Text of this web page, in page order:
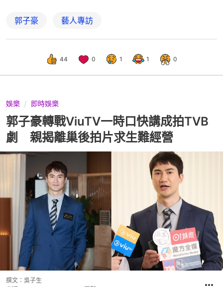
郭子豪 藝人專訪
44 0 1 1 0
娛樂 即時娛樂
郭子豪轉戰ViuTV一時口快講成拍TVB
劇 親揭離巢後拍片求生難經營
撰文： 吳子生